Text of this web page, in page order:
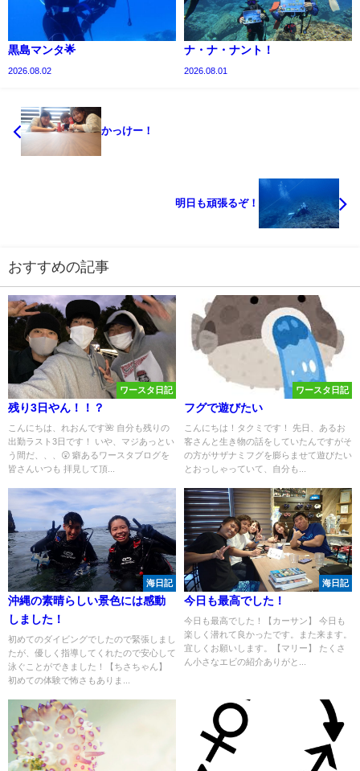
黒島マンタ🌟
2026.08.02
ナ・ナ・ナント！
2026.08.01
かっけー！
明日も頑張るぞ！
おすすめの記事
ワースタ日記
残り3日やん！！？
こんにちは、れおんです🌺 自分も残りの
出勤ラスト3日です！ いや、マジあっとい
う間だ、、、😲 癖あるワースタブログを
皆さんいつも 拝見して頂...
ワースタ日記
フグで遊びたい
こんにちは！タクミです！ 先日、あるお
客さんと生き物の話をしていたんですがそ
の方がサザナミフグを膨らませて遊びたい
とおっしゃっていて、自分も...
海日記
沖縄の素晴らしい景色には感動
しました！
初めてのダイビングでしたので緊張しまし
たが、優しく指導してくれたので安心して
泳ぐことができました！【ちさちゃん】
初めての体験で怖さもありま...
海日記
今日も最高でした！
今日も最高でした！【カーサン】 今日も
楽しく潜れて良かったです。また来ます。
宜しくお願いします。【マリー】 たくさ
ん小さなエビの紹介ありがと...